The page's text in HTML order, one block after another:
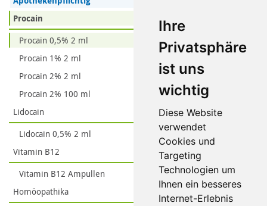
Ihre
Privatsphäre
ist uns
wichtig
Diese Website
verwendet
Cookies und
Targeting
Technologien um
Ihnen ein besseres
Internet-Erlebnis
Procain
Procain 0,5% 2 ml
Procain 1% 2 ml
Procain 2% 2 ml
Procain 2% 100 ml
Lidocain
Lidocain 0,5% 2 ml
Vitamin B12
Vitamin B12 Ampullen
Homöopathika